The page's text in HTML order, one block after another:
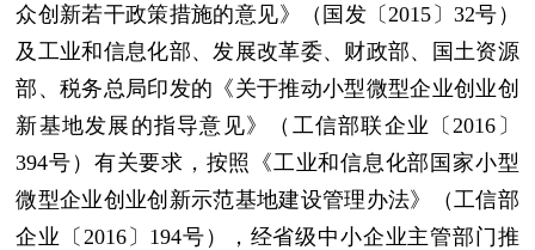
众创新若干政策措施的意见》（国发〔2015〕32号）
及工业和信息化部、发展改革委、财政部、国土资源
部、税务总局印发的《关于推动小型微型企业创业创
新基地发展的指导意见》（工信部联企业〔2016〕
394号）有关要求，按照《工业和信息化部国家小型
微型企业创业创新示范基地建设管理办法》（工信部
企业〔2016〕194号），经省级中小企业主管部门推